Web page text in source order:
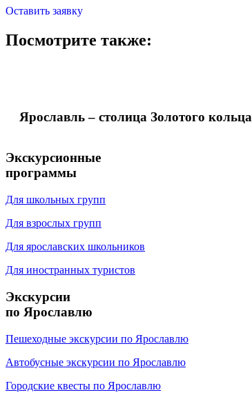
Оставить заявку
Посмотрите также:
Ярославль – столица Золотого кольца
Экскурсионные
программы
Для школьных групп
Для взрослых групп
Для ярославских школьников
Для иностранных туристов
Экскурсии
по Ярославлю
Пешеходные экскурсии по Ярославлю
Автобусные экскурсии по Ярославлю
Городские квесты по Ярославлю